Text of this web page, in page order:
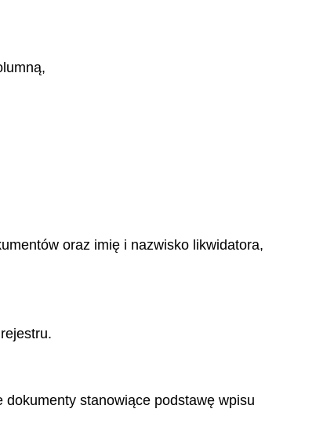
oraz imię i nazwisko likwidatora,
stanowiące podstawę wpisu